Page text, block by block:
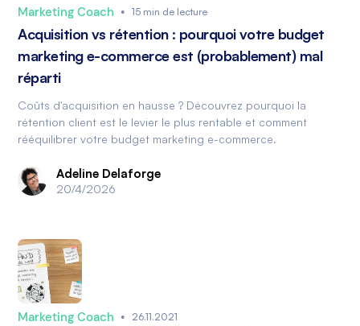
Marketing Coach • 15 min de lecture
Acquisition vs rétention : pourquoi votre budget
marketing e-commerce est (probablement) mal
réparti
Coûts d'acquisition en hausse ? Découvrez pourquoi la
rétention client est le levier le plus rentable et comment
rééquilibrer votre budget marketing e-commerce.
Adeline Delaforge
20/4/2026
Marketing Coach • 26.11.2021